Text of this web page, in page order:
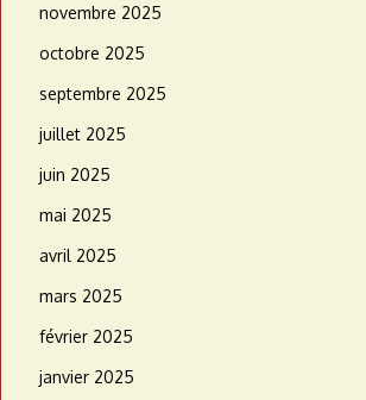
novembre 2025
octobre 2025
septembre 2025
juillet 2025
juin 2025
mai 2025
avril 2025
mars 2025
février 2025
janvier 2025